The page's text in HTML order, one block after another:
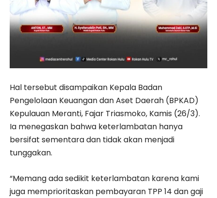
Hal tersebut disampaikan Kepala Badan
Pengelolaan Keuangan dan Aset Daerah (BPKAD)
Kepulauan Meranti, Fajar Triasmoko, Kamis (26/3).
Ia menegaskan bahwa keterlambatan hanya
bersifat sementara dan tidak akan menjadi
tunggakan.
“Memang ada sedikit keterlambatan karena kami
juga memprioritaskan pembayaran TPP 14 dan gaji